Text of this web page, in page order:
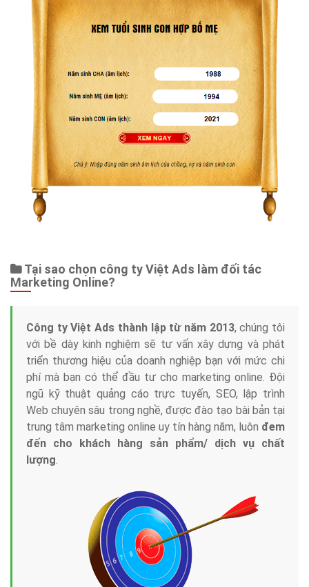
Tại sao chọn công ty Việt Ads làm đối tác
Marketing Online?
Công ty Việt Ads thành lập từ năm 2013, chúng tôi
với bề dày kinh nghiệm sẽ tư vấn xây dựng và phát
triển thương hiệu của doanh nghiệp bạn với mức chi
phí mà bạn có thể đầu tư cho marketing online. Đội
ngũ kỹ thuật quảng cáo trực tuyến, SEO, lập trình
Web chuyên sâu trong nghề, được đào tạo bài bản tại
trung tâm marketing online uy tín hàng năm, luôn đem
đến cho khách hàng sản phẩm/ dịch vụ chất
lượng.